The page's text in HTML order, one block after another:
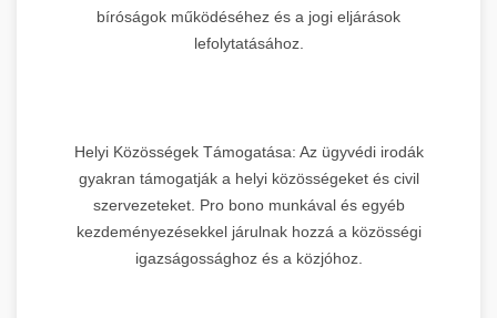
bíróságok működéséhez és a jogi eljárások
lefolytatásához.
Helyi Közösségek Támogatása: Az ügyvédi irodák
gyakran támogatják a helyi közösségeket és civil
szervezeteket. Pro bono munkával és egyéb
kezdeményezésekkel járulnak hozzá a közösségi
igazságossághoz és a közjóhoz.